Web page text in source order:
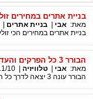
בניית אתרים במחירים
מאת: אבי בניית אתרים
בניית אתרים במחירים הכי
הבורר 3 כל הפרקים והעדכונים
מאת: אבי טלוויזיה 10
הבורר עונה 3 יצאה לדרך כל הפרקים והעדכונים אפשר למצוא כאן!